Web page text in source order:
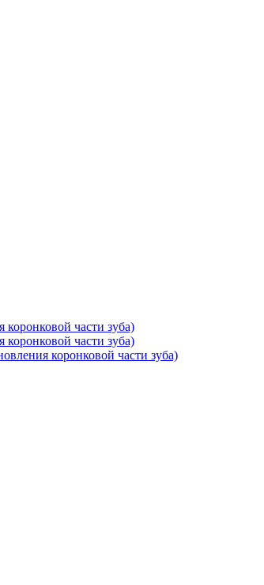
коронковой части зуба)
коронковой части зуба)
коронковой части зуба)